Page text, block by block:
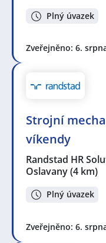
Plný úvazek
Zveřejněno: 6.
Strojní
víkendy
Randstad HR
Oslavany(4 km)
Plný úvazek
Zveřejněno: 6.